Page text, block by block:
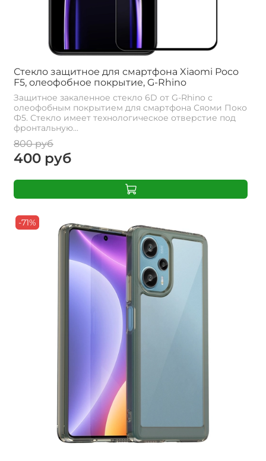
Стекло защитное для смартфона Xiaomi Poco
F5, олеофобное покрытие, G-Rhino
Защитное закаленное стекло 6D от G-Rhino с
олеофобным покрытием для смартфона Сяоми Поко
Ф5. Стекло имеет технологическое отверстие под
фронтальную...
800 руб
400 руб
-71%